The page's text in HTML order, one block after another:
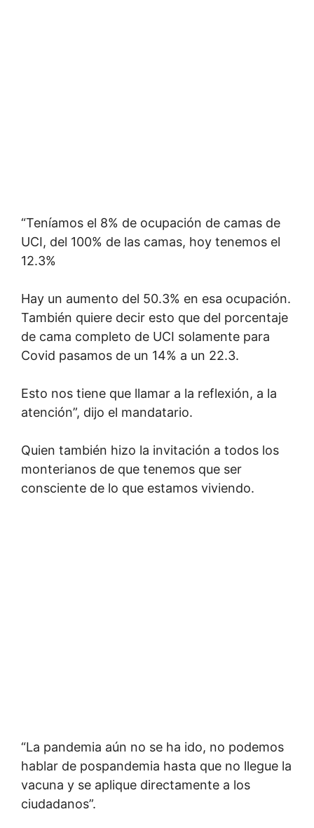
“Teníamos el 8% de ocupación de camas de
UCI, del 100% de las camas, hoy tenemos el
12.3%
Hay un aumento del 50.3% en esa ocupación.
También quiere decir esto que del porcentaje
de cama completo de UCI solamente para
Covid pasamos de un 14% a un 22.3.
Esto nos tiene que llamar a la reflexión, a la
atención”, dijo el mandatario.
Quien también hizo la invitación a todos los
monterianos de que tenemos que ser
consciente de lo que estamos viviendo.
“La pandemia aún no se ha ido, no podemos
hablar de pospandemia hasta que no llegue la
vacuna y se aplique directamente a los
ciudadanos”.